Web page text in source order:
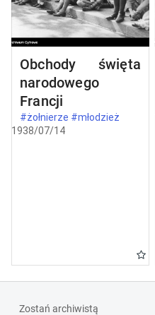
Obchody święta
narodowego
Francji
#żołnierze #młodzież
1938/07/14
Zostań archiwistą